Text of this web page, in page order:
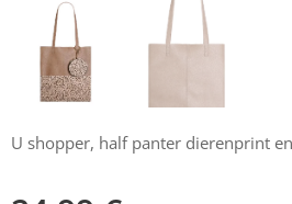
U shopper, half panter dierenprint